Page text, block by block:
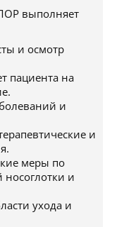
выполняет
и осмотр
пациента на
и
и
меры по
и
ухода и